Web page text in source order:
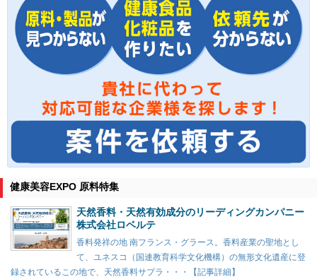
健康美容EXPO 原料特集
天然香料・天然有効成分のリーディングカンパニー
株式会社ロベルテ
香料発祥の地 南フランス・グラース。香料産業の聖地とし
て、ユネスコ（国連教育科学文化機構）の無形文化遺産に登
録されているこの地で、天然香料サプラ・・・【記事詳細】